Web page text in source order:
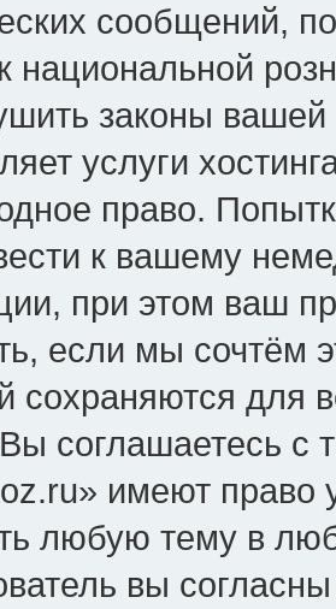
сообщений,
национальной
законы
услуги
право.
к вашему
при этом ваш
если мы сочтём
сохраняются для
соглашаетесь
имеют право
любую тему в
вы